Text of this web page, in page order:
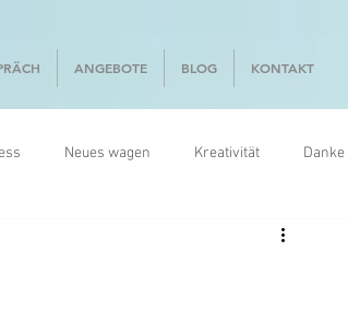
ANGEBOTE BLOG KONTAKT
Neues wagen Kreativität Danke